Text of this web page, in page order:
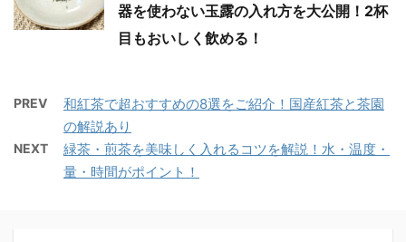
器を使わない玉露の入れ方を大公開！2杯
目もおいしく飲める！
PREV
和紅茶で超おすすめの8選をご紹介！国産紅茶と茶園
の解説あり
NEXT
緑茶・煎茶を美味しく入れるコツを解説！水・温度・
量・時間がポイント！